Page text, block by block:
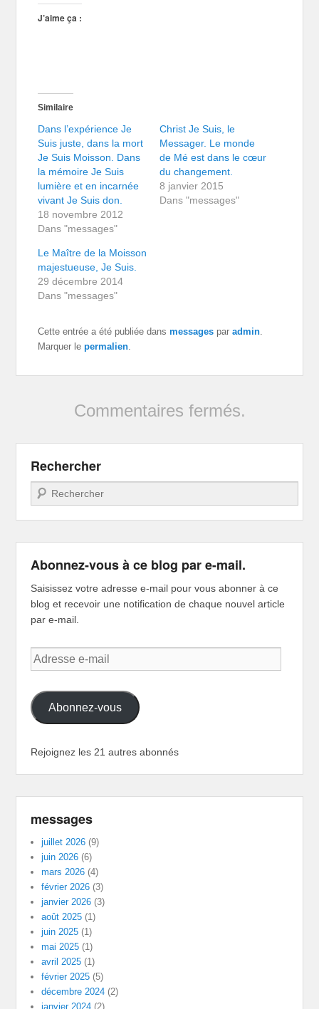
J’aime ça :
Similaire
Dans l’expérience Je
Suis juste, dans la mort
Je Suis Moisson. Dans
la mémoire Je Suis
lumière et en incarnée
vivant Je Suis don.
18 novembre 2012
Dans "messages"
Christ Je Suis, le
Messager. Le monde
de Mé est dans le cœur
du changement.
8 janvier 2015
Dans "messages"
Le Maître de la Moisson
majestueuse, Je Suis.
29 décembre 2014
Dans "messages"
Cette entrée a été publiée dansmessages paradmin.
Marquer lepermalien.
Commentaires fermés.
Rechercher
Recherche
Abonnez-vous à ce blog par e-mail.
Saisissez votre adresse e-mail pour vous abonner à ce
blog et recevoir une notification de chaque nouvel article
par e-mail.
Adresse
e-
Abonnez-vous
Rejoignez les 21 autres abonnés
messages
juillet 2026 (9)
juin 2026 (6)
mars 2026 (4)
février 2026 (3)
janvier 2026 (3)
août 2025 (1)
juin 2025 (1)
mai 2025 (1)
avril 2025 (1)
février 2025 (5)
décembre 2024 (2)
janvier 2024 (2)